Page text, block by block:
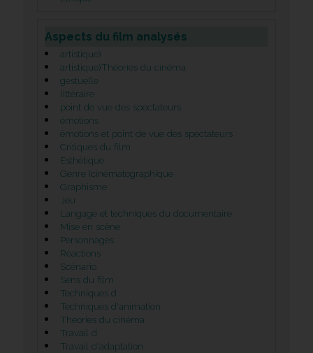
Aspects du film analysés
artistique)
artistique)Théories du cinéma
gestuelle
littéraire
point de vue des spectateurs
émotions
émotions et point de vue des spectateurs
Critiques du film
Esthétique
Genre (cinématographique
Graphisme
Jeu
Langage et techniques du documentaire
Mise en scène
Personnages
Réactions
Scénario
Sens du film
Techniques d
Techniques d'animation
Théories du cinéma
Travail d
Travail d'adaptation